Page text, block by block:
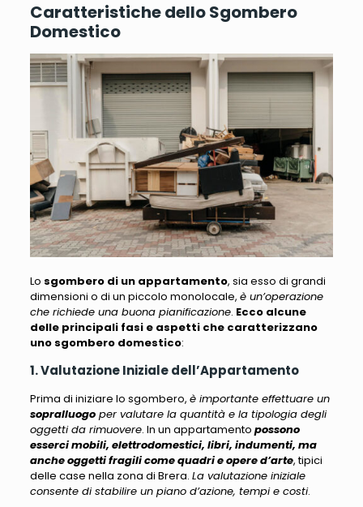
Caratteristiche dello Sgombero
Domestico
Lo sgombero di un appartamento, sia esso di grandi
dimensioni o di un piccolo monolocale, è un’operazione
che richiede una buona pianificazione. Ecco alcune
delle principali fasi e aspetti che caratterizzano
uno sgombero domestico:
1. Valutazione Iniziale dell’Appartamento
Prima di iniziare lo sgombero, è importante effettuare un
sopralluogoper valutare la quantità e la tipologia degli
oggetti da rimuovere. In un appartamento possono
esserci mobili, elettrodomestici, libri, indumenti, ma
anche oggetti fragili come quadri e opere d’arte, tipici
delle case nella zona di Brera. La valutazione iniziale
consente di stabilire un piano d’azione, tempi e costi.